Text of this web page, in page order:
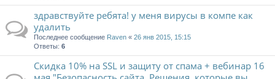
здравствуйте ребята! у меня вирусы в компе как
удалить
Последнее сообщение Raven « 26 янв 2015, 15:15
Ответы: 6
Скидка 10% на SSL и защиту от спама + вебинар 16